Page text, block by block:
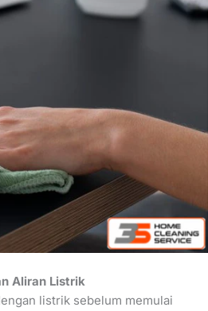
Aliran Listrik
listrik sebelum memulai